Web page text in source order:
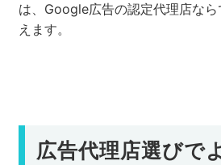
は、Google広告の認定代理店な
えます。
広告代理店選びで